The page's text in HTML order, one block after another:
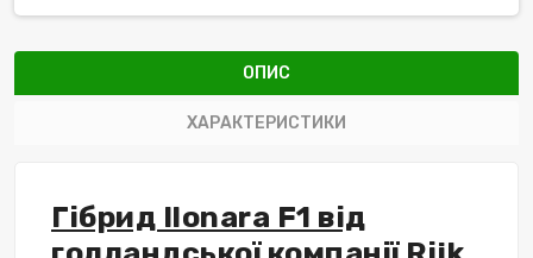
ОПИС
ХАРАКТЕРИСТИКИ
Гібрид Ilonara F1 від